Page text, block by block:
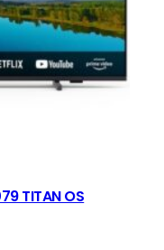
TITAN OS